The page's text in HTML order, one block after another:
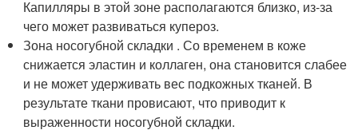
Капилляры в этой зоне располагаются близко, из-за
чего может развиваться купероз.
Зона носогубной складки . Со временем в коже
снижается эластин и коллаген, она становится слабее
и не может удерживать вес подкожных тканей. В
результате ткани провисают, что приводит к
выраженности носогубной складки.